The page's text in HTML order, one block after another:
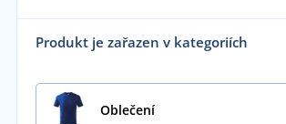
Produkt je zařazen v kategoriích
Oblečení